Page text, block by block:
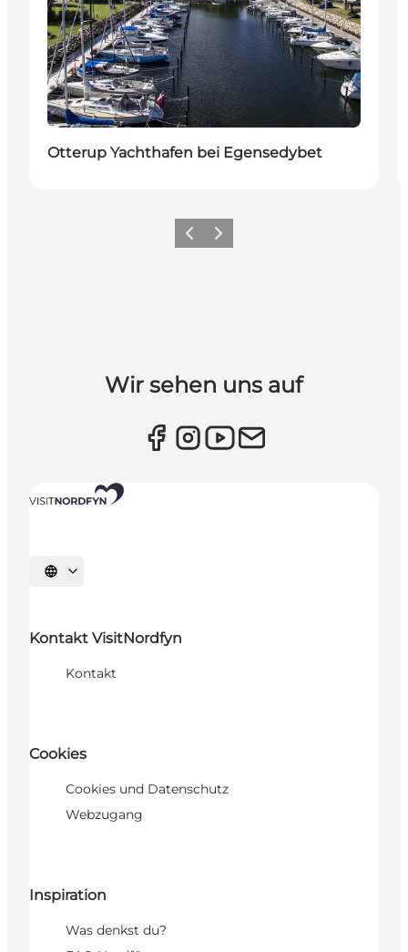
Otterup Yachthafen bei Egensedybet
Vorherige Folie
Nächste Folie
Wir sehen uns auf
Sprache auswählen
Kontakt VisitNordfyn
Kontakt
Cookies
Cookies und Datenschutz
Webzugang
Inspiration
Was denkst du?